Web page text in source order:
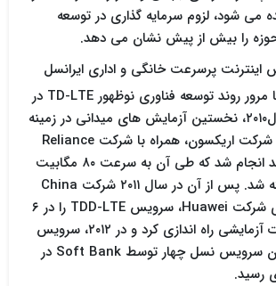
می شود، لزوم سرمایه گذاری در توسعه
را بیش از پیش نشان می دهد.
دزفولی همچنین با مرور روند توسعه فناوری نوظهور TD-LTE در
جهان گفت: در سال۲۰۱۰، نخستین آزمایش های میدانی در زمینه
این فناوری توسط شرکت اریکسون، همراه با شرکت Reliance
Industries در هند انجام شد که طی آن به سرعت ۸۰ مگابیت
بر ثانیه دست یافته شد. پس از آن در سال ۲۰۱۱ شرکت China
Mobile با همکاری شرکت Huawei، سرویس TDD-LTE را در ۶
شهر چین به صورت آزمایشی راه اندازی کرد و در ۲۰۱۲، سرویس
TDD-LTE به عنوان سرویس نسل چهار توسط Soft Bank در
رسید.